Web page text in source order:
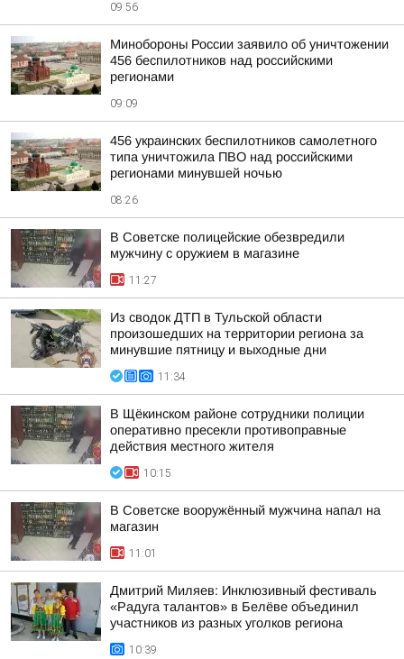
09:56
Минобороны России заявило об уничтожении
456 беспилотников над российскими
регионами
09:09
456 украинских беспилотников самолетного
типа уничтожила ПВО над российскими
регионами минувшей ночью
08:26
В Советске полицейские обезвредили
мужчину с оружием в магазине
11:27
Из сводок ДТП в Тульской области
произошедших на территории региона за
минувшие пятницу и выходные дни
11:34
В Щёкинском районе сотрудники полиции
оперативно пресекли противоправные
действия местного жителя
10:15
В Советске вооружённый мужчина напал на
магазин
11:01
Дмитрий Миляев: Инклюзивный фестиваль
«Радуга талантов» в Белёве объединил
участников из разных уголков региона
10:39